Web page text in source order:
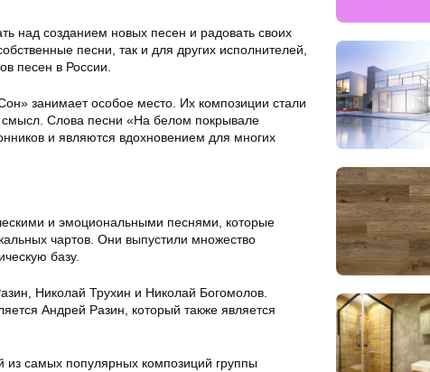
над созданием новых песен и радовать своих
песни, так и для других исполнителей,
песен в России.
занимает особое место. Их композиции стали
Слова песни «На белом покрывале
и являются вдохновением для многих
и эмоциональными песнями, которые
чартов. Они выпустили множество
базу.
Николай Трухин и Николай Богомолов.
Андрей Разин, который также является
самых популярных композиций группы